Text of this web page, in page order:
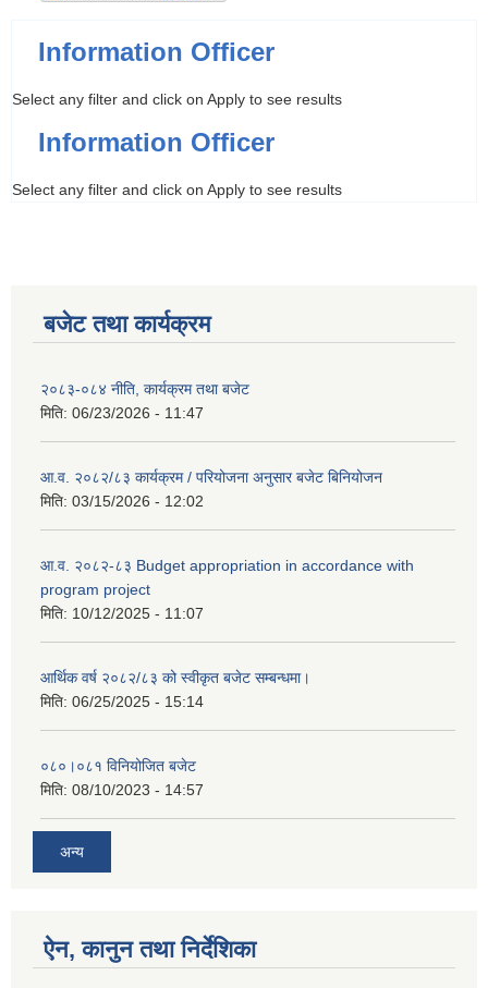
Information Officer
Select any filter and click on Apply to see results
Information Officer
Select any filter and click on Apply to see results
बजेट तथा कार्यक्रम
२०८३-०८४ नीति, कार्यक्रम तथा बजेट
मिति: 06/23/2026 - 11:47
आ.व. २०८२/८३ कार्यक्रम / परियोजना अनुसार बजेट बिनियोजन
मिति: 03/15/2026 - 12:02
आ.व. २०८२-८३ Budget appropriation in accordance with
program project
मिति: 10/12/2025 - 11:07
आर्थिक वर्ष २०८२/८३ को स्वीकृत बजेट सम्बन्धमा।
मिति: 06/25/2025 - 15:14
०८०।०८१ विनियोजित बजेट
मिति: 08/10/2023 - 14:57
अन्य
ऐन, कानुन तथा निर्देशिका